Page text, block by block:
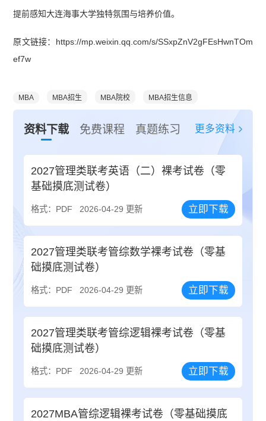
提前感知大连海事大学独特氛围与培养价值。
原文链接：https://mp.weixin.qq.com/s/SSxpZnV2gFEsHwnTOm
ef7w
MBA MBA招生 MBA院校 MBA招生信息
资料下载 免费课程 真题练习 更多资料
2027管理类联考英语（二）裸考试卷（零
基础摸底测试卷）
格式：PDF 2026-04-29 更新 立即下载
2027管理类联考管综数学裸考试卷（零基
础摸底测试卷）
格式：PDF 2026-04-29 更新 立即下载
2027管理类联考管综逻辑裸考试卷（零基
础摸底测试卷）
格式：PDF 2026-04-29 更新 立即下载
2027MBA管综逻辑裸考试卷（零基础摸底